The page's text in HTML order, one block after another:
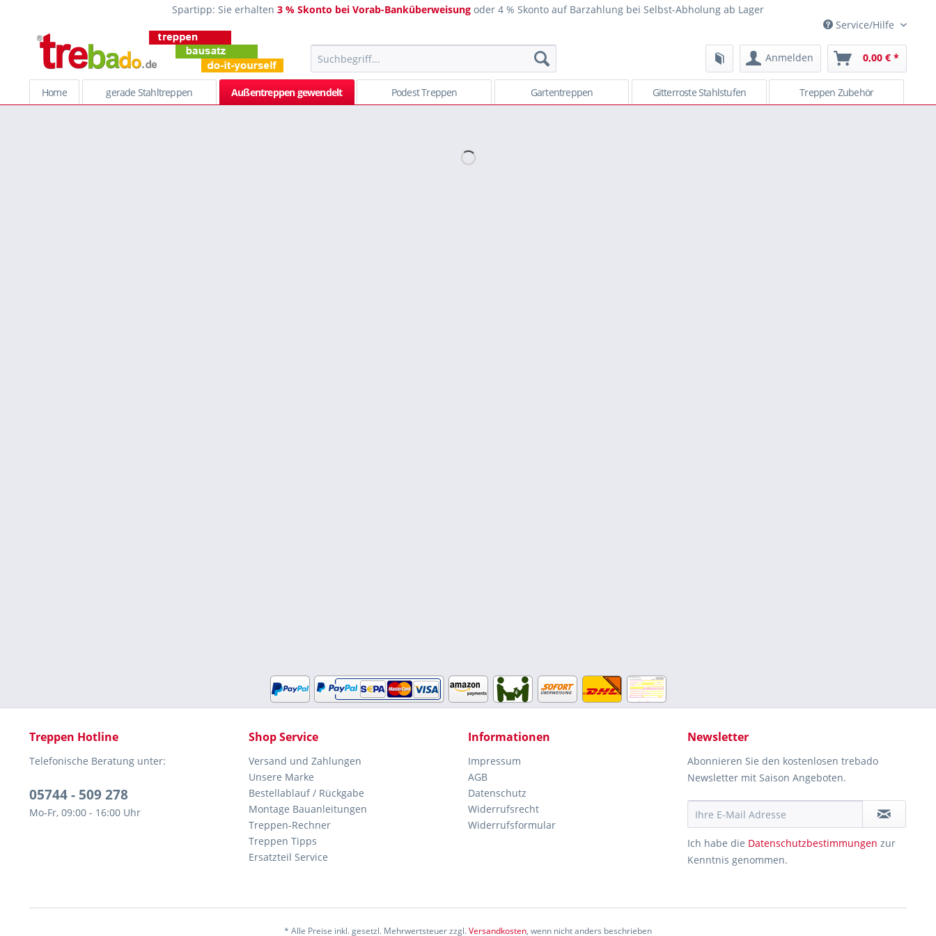
Spartipp: Sie erhalten 3 % Skonto bei Vorab-Banküberweisung oder 4 % Skonto auf Barzahlung bei Selbst-Abholung ab Lager
Service/Hilfe
Anmelden 0,00 € *
Home gerade Stahltreppen Außentreppen gewendelt Podest Treppen Gartentreppen Gitterroste Stahlstufen Treppen Zubehör
Treppen Hotline
Telefonische Beratung unter:
05744 - 509 278
Mo-Fr, 09:00 - 16:00 Uhr
Shop Service
Versand und Zahlungen
Unsere Marke
Bestellablauf / Rückgabe
Montage Bauanleitungen
Treppen-Rechner
Treppen Tipps
Ersatzteil Service
Informationen
Impressum
AGB
Datenschutz
Widerrufsrecht
Widerrufsformular
Newsletter
Abonnieren Sie den kostenlosen trebado
Newsletter mit Saison Angeboten.
Ich habe die Datenschutzbestimmungen zur
Kenntnis genommen.
* Alle Preise inkl. gesetzl. Mehrwertsteuer zzgl.Versandkosten, wenn nicht anders beschrieben